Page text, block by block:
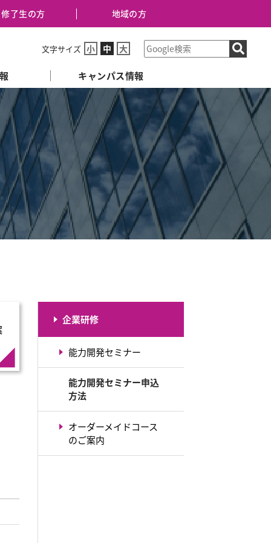
修了生の方 地域の方
文字サイズ 小 中 大
キャンパス情報
企業研修
能力開発セミナー
能力開発セミナー申込
方法
オーダーメイドコース
のご案内